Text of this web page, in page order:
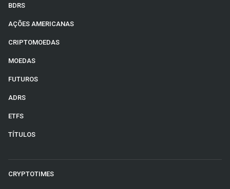
BDRS
AÇÕES AMERICANAS
CRIPTOMOEDAS
MOEDAS
FUTUROS
ADRS
ETFS
TÍTULOS
CRYPTOTIMES